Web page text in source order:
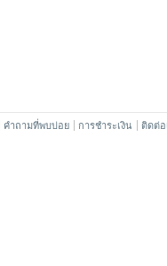
คำถามที่พบบ่อย การชำระเงิน
ติดต่อ